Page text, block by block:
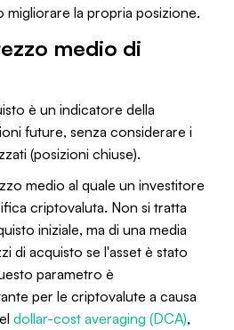
la propria posizione.
medio di
è un indicatore della
future, senza considerare i
(posizioni chiuse).
medio al quale un investitore
criptovaluta. Non si tratta
iniziale, ma di una media
di acquisto se l'asset è stato
parametro è
per le criptovalute a causa
dollar-cost averaging (DCA),